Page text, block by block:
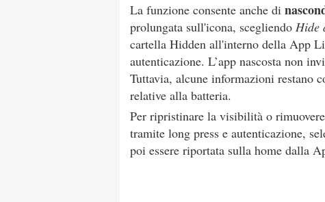
La funzione consente anche di
prolungata sull'icona, scegliendo Hide
cartella Hidden all'interno della App
autenticazione. L’app nascosta non
Tuttavia, alcune informazioni restano
relative alla batteria.
Per ripristinare la visibilità o
tramite long press e autenticazione,
poi essere riportata sulla home dalla